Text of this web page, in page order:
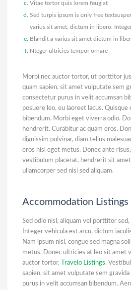
Vitae tortor quis lorem feugiat
Sed turpis ipsum is only free
varius sit amet, dictum in libero.
Blandit a varius sit amet dictum in
Nteger ultricies tempor ornare
Morbi nec auctor tortor, ut porttitor
quam sapien, sit amet vulputate sem
consectetur purus in velit accumsan
posuere leo, eu laoreet lacus. Quisque
bibendum. Morbi eget viverra odio.
hendrerit. Curabitur ac quam eros.
dignissim pulvinar, diam tellus
eros nisl eget metus. Donec ante
vestibulum placerat, hendrerit sit
ullamcorper sed nisi sed aliquam.
Accommodation Listings
Sed odio nisl, aliquam vel porttitor
Integer vehicula est arcu, dictum
Nam ipsum nisl, congue sed magna
metus. Donec ultricies at leo sit amet
auctor tortor,
Travelo Listings.
sapien, sit amet vulputate sem
purus in velit accumsan bibendum.